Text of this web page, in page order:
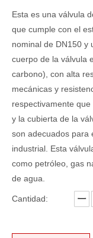
Esta es una válvula
que cumple con el
nominal de DN150 y
cuerpo de la válvula
carbono), con alta
mecánicas y
respectivamente
y la cubierta de la
son adecuados para
industrial. Esta
como petróleo, gas
de agua.
Cantidad: